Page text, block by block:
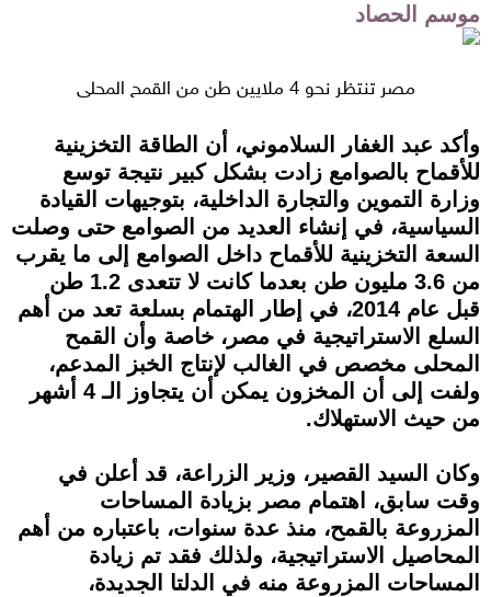
موسم الحصاد
مصر تنتظر نحو 4 ملايين طن من القمح المحلي
وأكد عبد الغفار السلاموني، أن الطاقة التخزينية
للأقماح بالصوامع زادت بشكل كبير نتيجة توسع
وزارة التموين والتجارة الداخلية، بتوجيهات القيادة
السياسية، في إنشاء العديد من الصوامع حتى وصلت
السعة التخزينية للأقماح داخل الصوامع إلى ما يقرب
من 3.6 مليون طن بعدما كانت لا تتعدى 1.2 طن
قبل عام 2014، في إطار الهتمام بسلعة تعد من أهم
السلع الاستراتيجية في مصر، خاصة وأن القمح
المحلى مخصص في الغالب لإنتاج الخبز المدعم،
ولفت إلى أن المخزون يمكن أن يتجاوز الـ 4 أشهر
من حيث الاستهلاك.
وكان السيد القصير، وزير الزراعة، قد أعلن في
وقت سابق، اهتمام مصر بزيادة المساحات
المزروعة بالقمح، منذ عدة سنوات، باعتباره من أهم
المحاصيل الاستراتيجية، ولذلك فقد تم زيادة
المساحات المزروعة منه في الدلتا الجديدة،